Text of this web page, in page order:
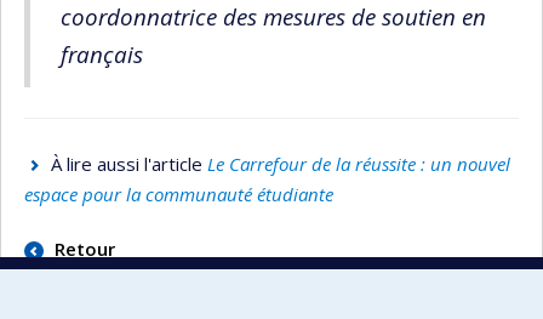
coordonnatrice des mesures de soutien en
français
À lire aussi l'article Le Carrefour de la réussite : un nouvel
espace pour la communauté étudiante
Retour